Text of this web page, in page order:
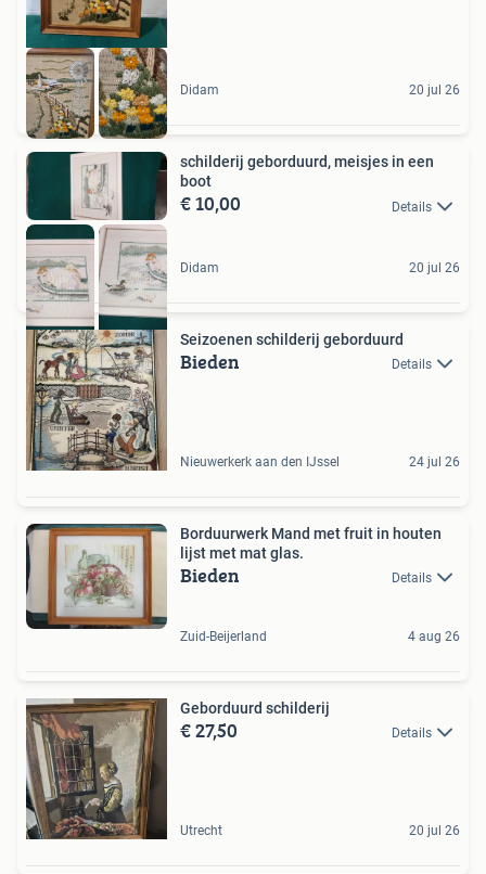
Didam 20 jul 26
schilderij geborduurd, meisjes in een
boot
€ 10,00 Details
Didam 20 jul 26
Seizoenen schilderij geborduurd
Bieden Details
Nieuwerkerk aan den IJssel 24 jul 26
Borduurwerk Mand met fruit in houten
lijst met mat glas.
Bieden Details
Zuid-Beijerland 4 aug 26
Geborduurd schilderij
€ 27,50 Details
Utrecht 20 jul 26